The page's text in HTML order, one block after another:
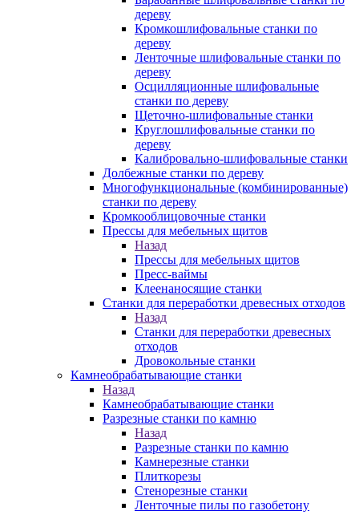
дереву
Кромкошлифовальные станки по
дереву
Ленточные шлифовальные станки по
дереву
Осцилляционные шлифовальные
станки по дереву
Щеточно-шлифовальные станки
Круглошлифовальные станки по
дереву
Калибровально-шлифовальные станки
Долбежные станки по дереву
Многофункциональные (комбинированные)
станки по дереву
Кромкооблицовочные станки
Прессы для мебельных щитов
Назад
Прессы для мебельных щитов
Пресс-ваймы
Клеенаносящие станки
Станки для переработки древесных отходов
Назад
Станки для переработки древесных
отходов
Дровокольные станки
Камнеобрабатывающие станки
Назад
Камнеобрабатывающие станки
Разрезные станки по камню
Назад
Разрезные станки по камню
Камнерезные станки
Плиткорезы
Стенорезные станки
Ленточные пилы по газобетону